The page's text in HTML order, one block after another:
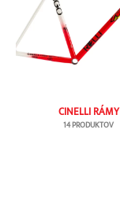
CINELLI RÁMY
14 PRODUKTOV